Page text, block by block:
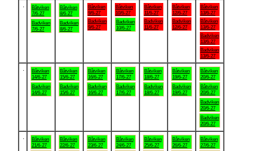
Båtviken
7/6-27
Badviken
7/6-27
Båtviken
8/6-27
Badviken
8/6-27
Båtviken
9/6-27
Badviken
9/6-27
Båtviken
10/6-27
Badviken
10/6-27
Båtviken
11/6-27
Badviken
11/6-27
Båtviken
12/6-27
Badviken
12/6-27
Båtviken
13/6-27
Båtviken
13/6-27
Badviken
13/6-27
Badviken
13/6-27
Båtviken
14/6-27
Badviken
14/6-27
Båtviken
15/6-27
Badviken
15/6-27
Båtviken
16/6-27
Badviken
16/6-27
Båtviken
17/6-27
Badviken
17/6-27
Båtviken
18/6-27
Badviken
18/6-27
Båtviken
19/6-27
Badviken
19/6-27
Båtviken
20/6-27
Båtviken
20/6-27
Badviken
20/6-27
Badviken
20/6-27
Båtviken
21/6-27
Båtviken
22/6-27
Båtviken
23/6-27
Båtviken
24/6-27
Båtviken
25/6-27
Båtviken
26/6-27
Båtviken
27/6-27